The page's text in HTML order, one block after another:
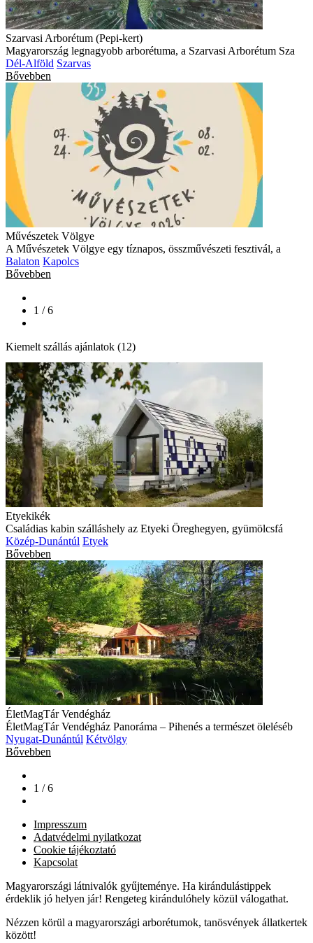
Szarvasi Arborétum (Pepi-kert)
Magyarország legnagyobb arborétuma, a Szarvasi Arborétum Sza
Dél-Alföld Szarvas
Bővebben
Művészetek Völgye
A Művészetek Völgye egy tíznapos, összművészeti fesztivál, a
Balaton Kapolcs
Bővebben
1 / 6
Kiemelt szállás ajánlatok (12)
Etyekikék
Családias kabin szálláshely az Etyeki Öreghegyen, gyümölcsfá
Közép-Dunántúl Etyek
Bővebben
ÉletMagTár Vendégház
ÉletMagTár Vendégház Panoráma – Pihenés a természet öleléséb
Nyugat-Dunántúl Kétvölgy
Bővebben
1 / 6
Impresszum
Adatvédelmi nyilatkozat
Cookie tájékoztató
Kapcsolat
Magyarországi látnivalók gyűjteménye. Ha kirándulástippek
érdeklik jó helyen jár! Rengeteg kirándulóhely közül válogathat.
Nézzen körül a magyarországi arborétumok, tanösvények állatkertek
között!